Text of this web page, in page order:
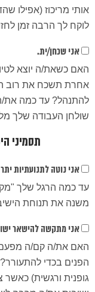
אותי מריכוז (אפילו
לוקח לך הרבה זמן
אני שכחן/ית.
האם כשאת/ה יוצא
אחרת תשכח את רוב
להתנהל? עד כמה את/
שולחן העבודה שלך
תסמיני
אני נוטה לתנועתיות
עד כמה הרגל שלך
משנה את תנוחת
אני מתקשה להישאר
האם את/ה קם/ה
הפנים בכדי
גופנית ורגשית)